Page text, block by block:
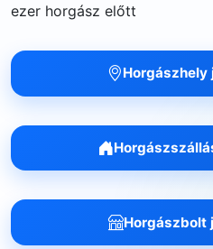
ezer horgász előtt
Horgászhely
Horgászbolt